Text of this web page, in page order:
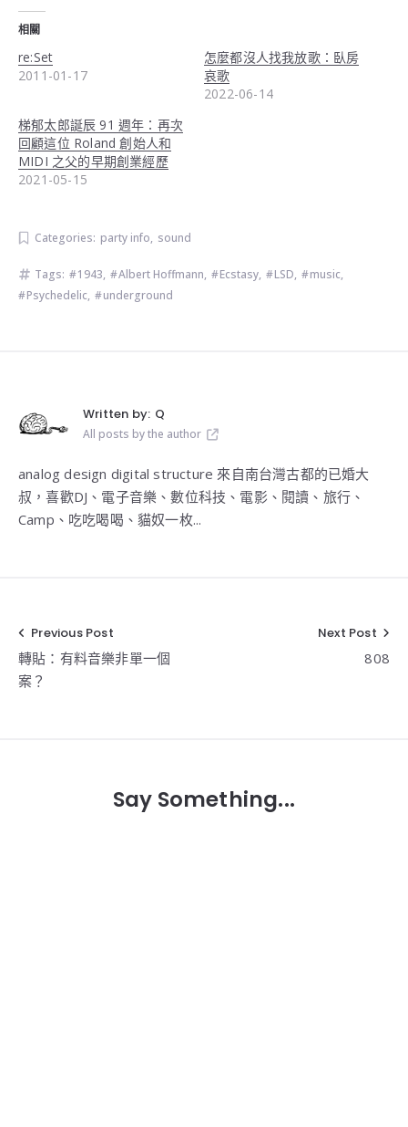
相關
re:Set
2011-01-17
怎麼都沒人找我放歌：臥房
哀歌
2022-06-14
梯郁太郎誕辰 91 週年：再次
回顧這位 Roland 創始人和
MIDI 之父的早期創業經歷
2021-05-15
Categories: party info, sound
Tags: 1943, Albert Hoffmann, Ecstasy, LSD, music,
Psychedelic, underground
Written by: Q
All posts by the author
analog design digital structure 來自南台灣古都的已婚大
叔，喜歡DJ、電子音樂、數位科技、電影、閱讀、旅行、
Camp、吃吃喝喝、貓奴一枚...
文
章
Previous Post
轉貼：有料音樂非單一個
案？
Next Post
808
Say Something...